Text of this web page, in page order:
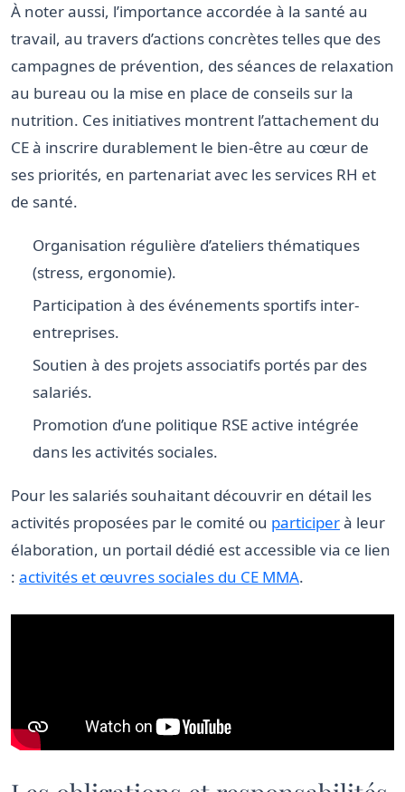
À noter aussi, l’importance accordée à la santé au
travail, au travers d’actions concrètes telles que des
campagnes de prévention, des séances de relaxation
au bureau ou la mise en place de conseils sur la
nutrition. Ces initiatives montrent l’attachement du
CE à inscrire durablement le bien-être au cœur de
ses priorités, en partenariat avec les services RH et
de santé.
Organisation régulière d’ateliers thématiques
(stress, ergonomie).
Participation à des événements sportifs inter-
entreprises.
Soutien à des projets associatifs portés par des
salariés.
Promotion d’une politique RSE active intégrée
dans les activités sociales.
Pour les salariés souhaitant découvrir en détail les
activités proposées par le comité ou participerà leur
élaboration, un portail dédié est accessible via ce lien
: activités et œuvres sociales du CE MMA.